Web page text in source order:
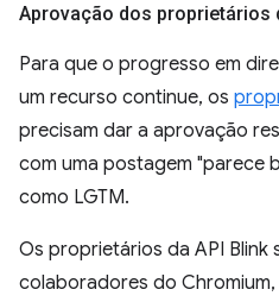
Aprovação dos proprietários
Para que o progresso em
um recurso continue, os
precisam dar a aprovação
com uma postagem "parece
como LGTM.
Os proprietários da API
colaboradores do